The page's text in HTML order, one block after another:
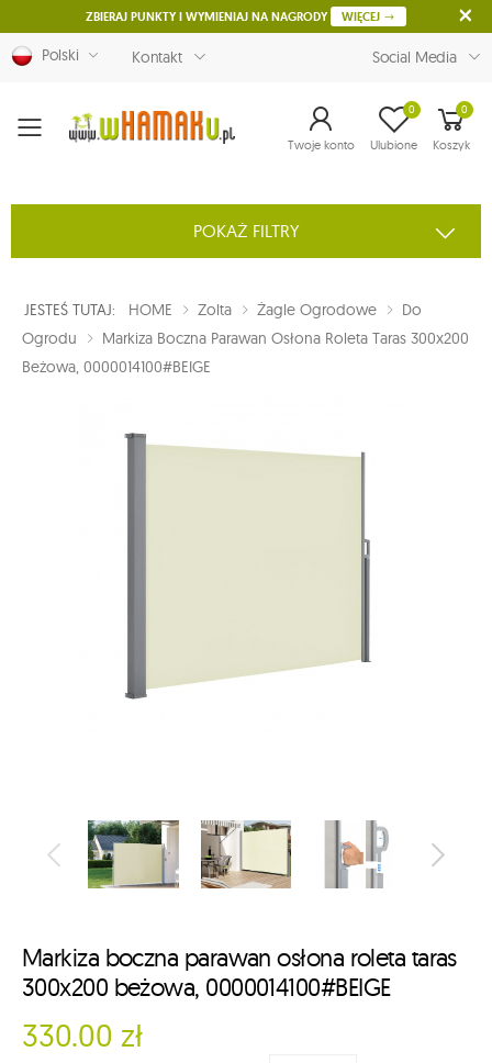
ZBIERAJ PUNKTY I WYMIENIAJ NA NAGRODY WIĘCEJ
Polski Kontakt Social Media
Menu Twoje konto Ulubione
0 0
Koszyk
POKAŻ FILTRY
JESTEŚ TUTAJ: HOME Zolta Żagle Ogrodowe
Do
Ogrodu
Markiza Boczna Parawan Osłona Roleta Taras 300x200
Beżowa, 0000014100#BEIGE
Markiza boczna parawan osłona roleta taras
300x200 beżowa, 0000014100#BEIGE
330.00 zł